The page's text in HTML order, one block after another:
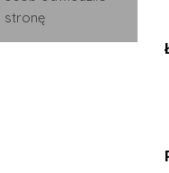
stronę